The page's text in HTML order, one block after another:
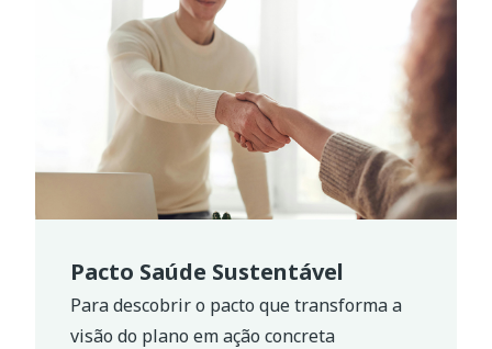
Pacto Saúde Sustentável
Para descobrir o pacto que transforma a
visão do plano em ação concreta